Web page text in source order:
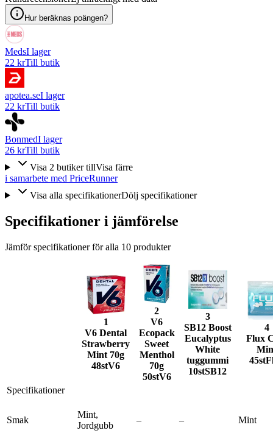
Hur beräknas poängen?
MedsI lager
22 krTill butik
apotea.seI lager
22 krTill butik
BonmedI lager
26 krTill butik
Visa 2 butiker tillVisa färre
i samarbete med PriceRunner
Visa alla specifikationerDölj specifikationer
Specifikationer i jämförelse
Jämför specifikationer för alla 10 produkter
1
V6 Dental
Strawberry
Mint 70g
48stV6
2
V6
Ecopack
Sweet
Menthol
70g
50stV6
3
SB12 Boost
Eucalyptus
White
tuggummi
10stSB12
4
Flux
45st
Specifikationer
Smak
Mint,
Jordgubb
– – Mint